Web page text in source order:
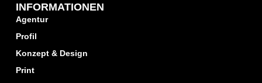
INFORMATIONEN
Agentur
Profil
Konzept & Design
Print